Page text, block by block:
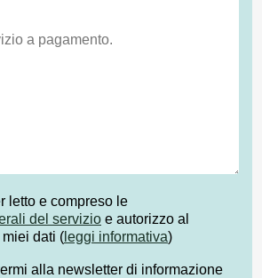
letto e compreso le
del servizio e autorizzo al
dati ( leggi informativa)
alla newsletter di informazione